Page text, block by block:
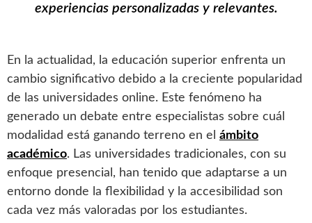
experiencias personalizadas y relevantes.
En la actualidad, la educación superior enfrenta un
cambio significativo debido a la creciente popularidad
de las universidades online. Este fenómeno ha
generado un debate entre especialistas sobre cuál
modalidad está ganando terreno en el ámbito
académico. Las universidades tradicionales, con su
enfoque presencial, han tenido que adaptarse a un
entorno donde la flexibilidad y la accesibilidad son
cada vez más valoradas por los estudiantes.